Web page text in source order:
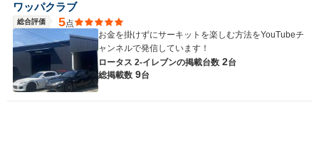
サイズ
(全長x全幅x全高)
1.86m
全長
全長
ワッパクラブ
総合評価 5点
お金を掛けずにサーキットを楽しむ方法をYouTubeチ
ャンネルで発信しています！
ロータス 2-イレブンの掲載台数 2台
総掲載数 9台